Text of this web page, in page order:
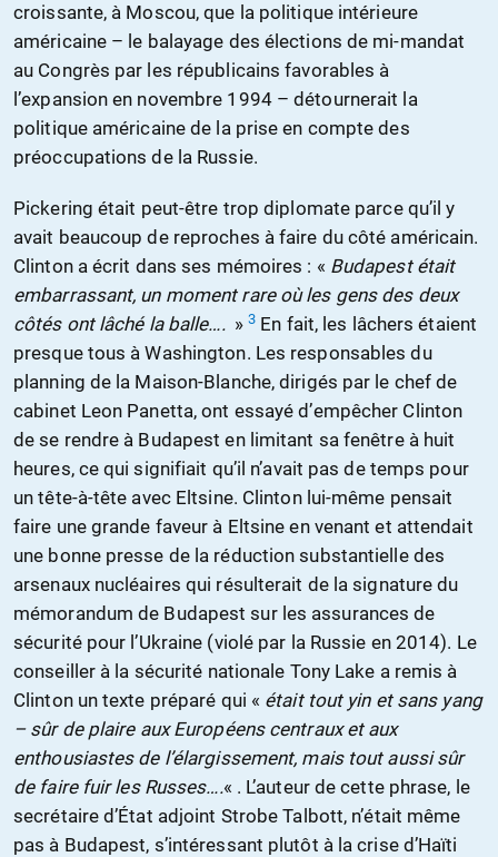
croissante, à Moscou, que la politique intérieure
américaine – le balayage des élections de mi-mandat
au Congrès par les républicains favorables à
l’expansion en novembre 1994 – détournerait la
politique américaine de la prise en compte des
préoccupations de la Russie.
Pickering était peut-être trop diplomate parce qu’il y
avait beaucoup de reproches à faire du côté américain.
Clinton a écrit dans ses mémoires : « Budapest était
embarrassant, un moment rare où les gens des deux
côtés ont lâché la balle….»3 En fait, les lâchers étaient
presque tous à Washington. Les responsables du
planning de la Maison-Blanche, dirigés par le chef de
cabinet Leon Panetta, ont essayé d’empêcher Clinton
de se rendre à Budapest en limitant sa fenêtre à huit
heures, ce qui signifiait qu’il n’avait pas de temps pour
un tête-à-tête avec Eltsine. Clinton lui-même pensait
faire une grande faveur à Eltsine en venant et attendait
une bonne presse de la réduction substantielle des
arsenaux nucléaires qui résulterait de la signature du
mémorandum de Budapest sur les assurances de
sécurité pour l’Ukraine (violé par la Russie en 2014). Le
conseiller à la sécurité nationale Tony Lake a remis à
Clinton un texte préparé qui « était tout yin et sans yang
– sûr de plaire aux Européens centraux et aux
enthousiastes de l’élargissement, mais tout aussi sûr
de faire fuir les Russes….« . L’auteur de cette phrase, le
secrétaire d’État adjoint Strobe Talbott, n’était même
pas à Budapest, s’intéressant plutôt à la crise d’Haïti